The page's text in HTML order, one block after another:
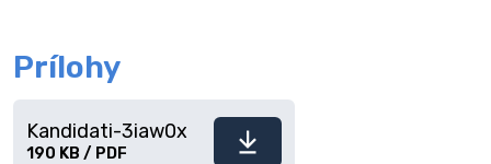
Prílohy
Stiahnuť
Kandidati-3iaw0x
190 KB / PDF